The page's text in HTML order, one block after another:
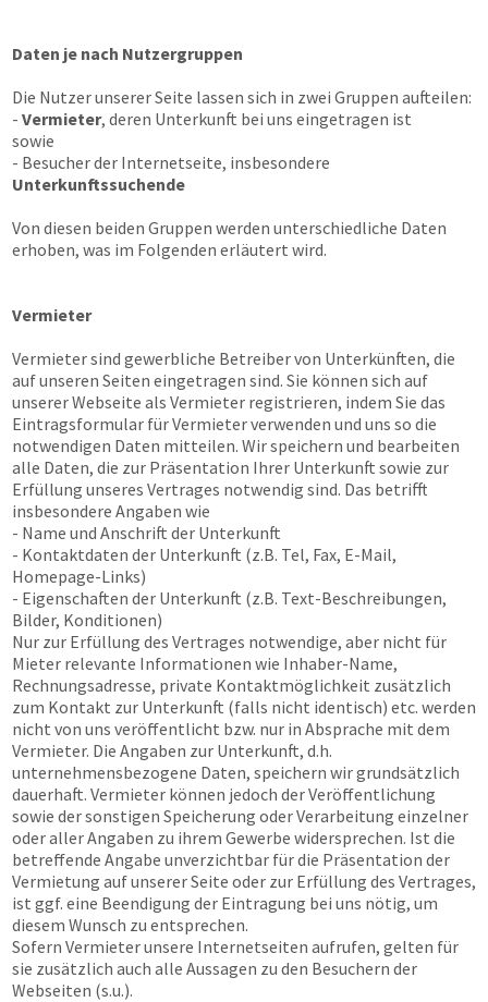
Daten je nach Nutzergruppen
Die Nutzer unserer Seite lassen sich in zwei Gruppen aufteilen:
- Vermieter, deren Unterkunft bei uns eingetragen ist
sowie
- Besucher der Internetseite, insbesondere
Unterkunftssuchende
Von diesen beiden Gruppen werden unterschiedliche Daten
erhoben, was im Folgenden erläutert wird.
Vermieter
Vermieter sind gewerbliche Betreiber von Unterkünften, die
auf unseren Seiten eingetragen sind. Sie können sich auf
unserer Webseite als Vermieter registrieren, indem Sie das
Eintragsformular für Vermieter verwenden und uns so die
notwendigen Daten mitteilen. Wir speichern und bearbeiten
alle Daten, die zur Präsentation Ihrer Unterkunft sowie zur
Erfüllung unseres Vertrages notwendig sind. Das betrifft
insbesondere Angaben wie
- Name und Anschrift der Unterkunft
- Kontaktdaten der Unterkunft (z.B. Tel, Fax, E-Mail,
Homepage-Links)
- Eigenschaften der Unterkunft (z.B. Text-Beschreibungen,
Bilder, Konditionen)
Nur zur Erfüllung des Vertrages notwendige, aber nicht für
Mieter relevante Informationen wie Inhaber-Name,
Rechnungsadresse, private Kontaktmöglichkeit zusätzlich
zum Kontakt zur Unterkunft (falls nicht identisch) etc. werden
nicht von uns veröffentlicht bzw. nur in Absprache mit dem
Vermieter. Die Angaben zur Unterkunft, d.h.
unternehmensbezogene Daten, speichern wir grundsätzlich
dauerhaft. Vermieter können jedoch der Veröffentlichung
sowie der sonstigen Speicherung oder Verarbeitung einzelner
oder aller Angaben zu ihrem Gewerbe widersprechen. Ist die
betreffende Angabe unverzichtbar für die Präsentation der
Vermietung auf unserer Seite oder zur Erfüllung des Vertrages,
ist ggf. eine Beendigung der Eintragung bei uns nötig, um
diesem Wunsch zu entsprechen.
Sofern Vermieter unsere Internetseiten aufrufen, gelten für
sie zusätzlich auch alle Aussagen zu den Besuchern der
Webseiten (s.u.).